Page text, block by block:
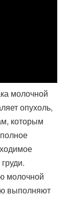
молочной
опухоль,
которым
молочной
выполняют